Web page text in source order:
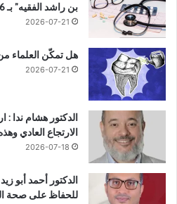
بن راشد الفقيه” بـ 1.6 مليار ريال
2026-07-21
هل تمكّن العلماء من
2026-07-21
الدكتور هشام ندا
الارتجاع العادي
2026-07-18
الدكتور أحمد أبو
للحفاظ على صحة